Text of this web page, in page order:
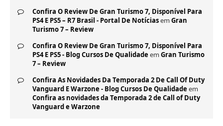
Confira O Review De Gran Turismo 7, Disponível Para
PS4 E PS5 – R7 Brasil - Portal De Notíciasem Gran
Turismo 7 – Review
Confira O Review De Gran Turismo 7, Disponível Para
PS4 E PS5 - Blog Cursos De Qualidade em Gran Turismo
7 – Review
Confira As Novidades Da Temporada 2 De Call Of Duty
Vanguard E Warzone - Blog Cursos De Qualidade em
Confira as novidades da Temporada 2 de Call of Duty
Vanguard e Warzone